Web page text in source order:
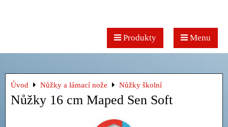
Produkty Menu
Úvod Nůžky a lámací nože Nůžky školní
Nůžky 16 cm Maped Sen Soft